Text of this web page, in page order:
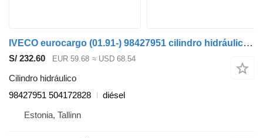
IVECO eurocargo (01.91-) 98427951 cilindro hidráulico para IVECO EuroCargo (1991-) cabeza tractora
S/ 232.60 EUR 59.68 ≈ USD 68.54
Cilindro hidráulico
98427951 504172828
diésel
Estonia, Tallinn